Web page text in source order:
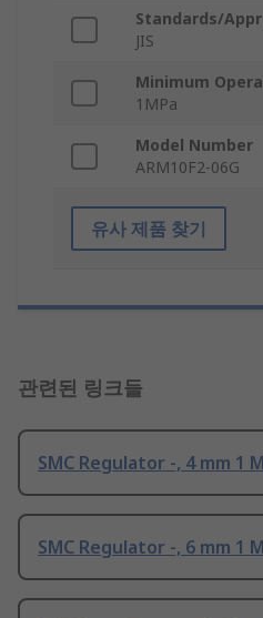
Standards/
JIS
Minimum
1MPa
Model Number
ARM10F2-06G
유사 제품 찾기
관련된 링크들
SMC Regulator -, 4 mm 1
SMC Regulator -, 6 mm 1